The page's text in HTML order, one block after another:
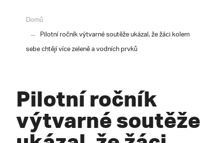
Domů
Pilotní ročník výtvarné soutěže ukázal, že žáci kolem
sebe chtějí více zeleně a vodních prvků
Pilotní ročník
výtvarné soutěže